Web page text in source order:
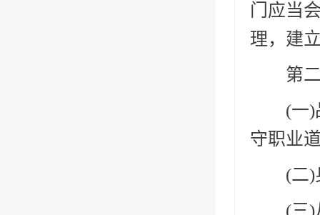
门应当
理，建
第二
(一)品
守职业
(二)身
(三)从